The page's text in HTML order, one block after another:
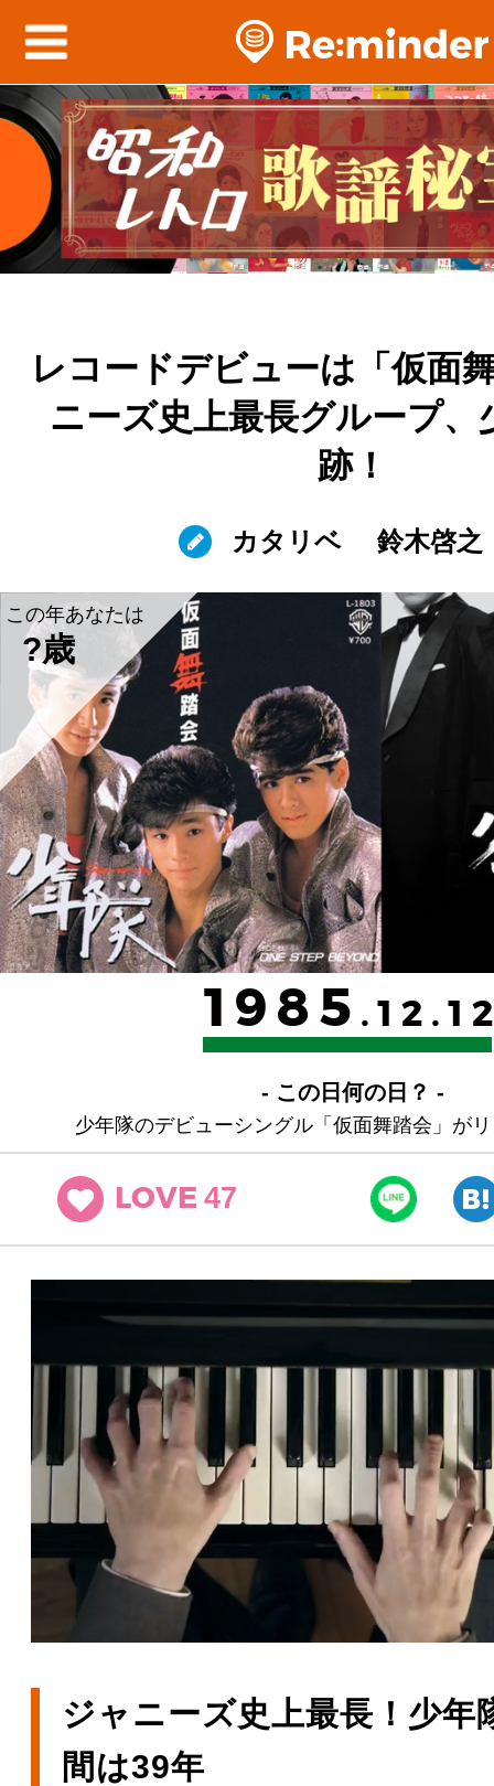
レコードデビューは「仮面
ニーズ史上最長グループ、
跡！
カタリベ 鈴木啓之
この年あなたは
?歳
1985
- この日何の日？ -
少年隊のデビューシングル「仮面舞踏会」が
LOVE 47
ジャニーズ史上最長！少年
間は39年